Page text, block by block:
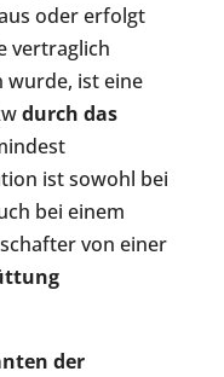
oder erfolgt
vertraglich
wurde, ist eine
durch das
ist sowohl bei
bei einem
von einer
der